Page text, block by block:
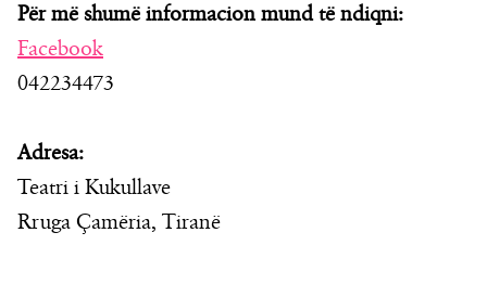
Për më shumë informacion mund të ndiqni:
Facebook
042234473
Adresa:
Teatri i Kukullave
Rruga Çamëria, Tiranë